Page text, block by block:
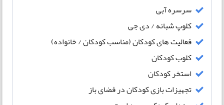
سرسره آبی
کلوپ شبانه / دی جی
فعالیت های کودکان (مناسب کودکان / خانواده)
کلوب کودکان
استخر کودکان
تجهیزات بازی کودکان در فضای باز